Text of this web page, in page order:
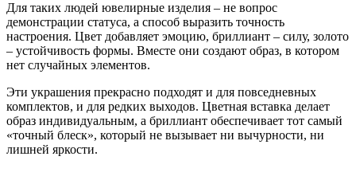
Для таких людей ювелирные изделия – не вопрос
демонстрации статуса, а способ выразить точность
настроения. Цвет добавляет эмоцию, бриллиант – силу, золото
– устойчивость формы. Вместе они создают образ, в котором
нет случайных элементов.
Эти украшения прекрасно подходят и для повседневных
комплектов, и для редких выходов. Цветная вставка делает
образ индивидуальным, а бриллиант обеспечивает тот самый
«точный блеск», который не вызывает ни вычурности, ни
лишней яркости.